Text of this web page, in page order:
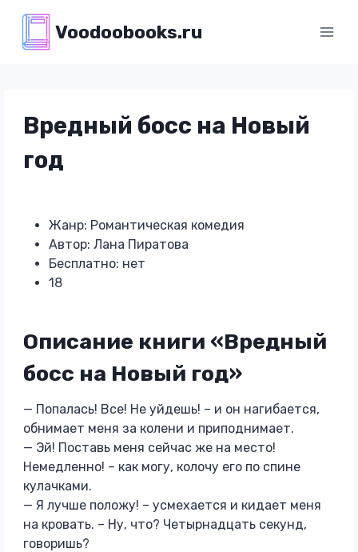
содержимому
Voodoobooks.ru
Вредный босс на Новый
год
Жанр: Романтическая комедия
Автор: Лана Пиратова
Бесплатно: нет
18
Описание книги «Вредный
босс на Новый год»
— Попалась! Все! Не уйдешь! – и он нагибается,
обнимает меня за колени и приподнимает.
— Эй! Поставь меня сейчас же на место!
Немедленно! – как могу, колочу его по спине
кулачками.
— Я лучше положу! – усмехается и кидает меня
на кровать. – Ну, что? Четырнадцать секунд,
говоришь?